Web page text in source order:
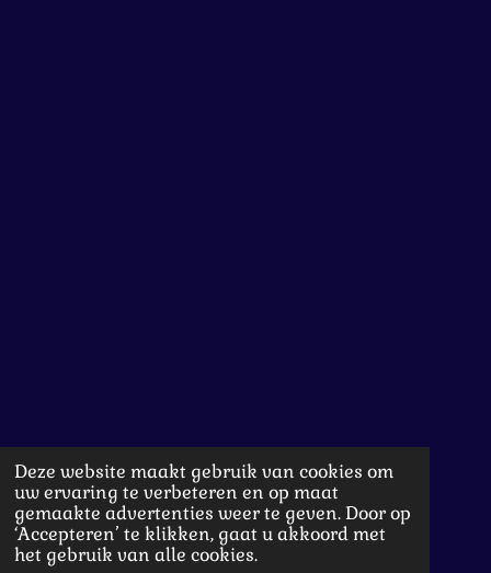
Deze website maakt gebruik van cookies om
uw ervaring te verbeteren en op maat
gemaakte advertenties weer te geven. Door op
‘Accepteren’ te klikken, gaat u akkoord met
het gebruik van alle cookies.